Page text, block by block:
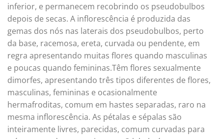
inferior, e permanecem recobrindo os pseudobulbos
depois de secas. A inflorescência é produzida das
gemas dos nós nas laterais dos pseudobulbos, perto
da base, racemosa, ereta, curvada ou pendente, em
regra apresentando muitas flores quando masculinas
e poucas quando femininas.Têm flores sexualmente
dimorfes, apresentando três tipos diferentes de flores,
masculinas, femininas e ocasionalmente
hermafroditas, comum em hastes separadas, raro na
mesma inflorescência. As pétalas e sépalas são
inteiramente livres, parecidas, comum curvadas para